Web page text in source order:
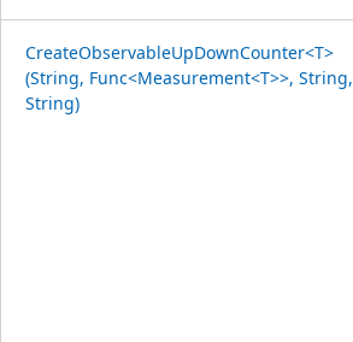
CreateObservableUpDownCounter<T>
(String, Func<Measurement<T>>, String,
String)